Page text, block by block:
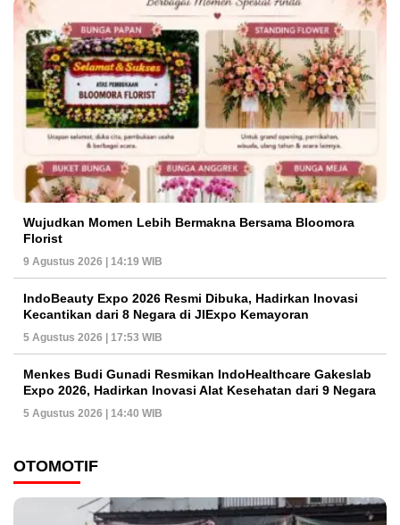
Wujudkan Momen Lebih Bermakna Bersama Bloomora
Florist
9 Agustus 2026 | 14:19 WIB
IndoBeauty Expo 2026 Resmi Dibuka, Hadirkan Inovasi
Kecantikan dari 8 Negara di JIExpo Kemayoran
5 Agustus 2026 | 17:53 WIB
Menkes Budi Gunadi Resmikan IndoHealthcare Gakeslab
Expo 2026, Hadirkan Inovasi Alat Kesehatan dari 9 Negara
5 Agustus 2026 | 14:40 WIB
OTOMOTIF